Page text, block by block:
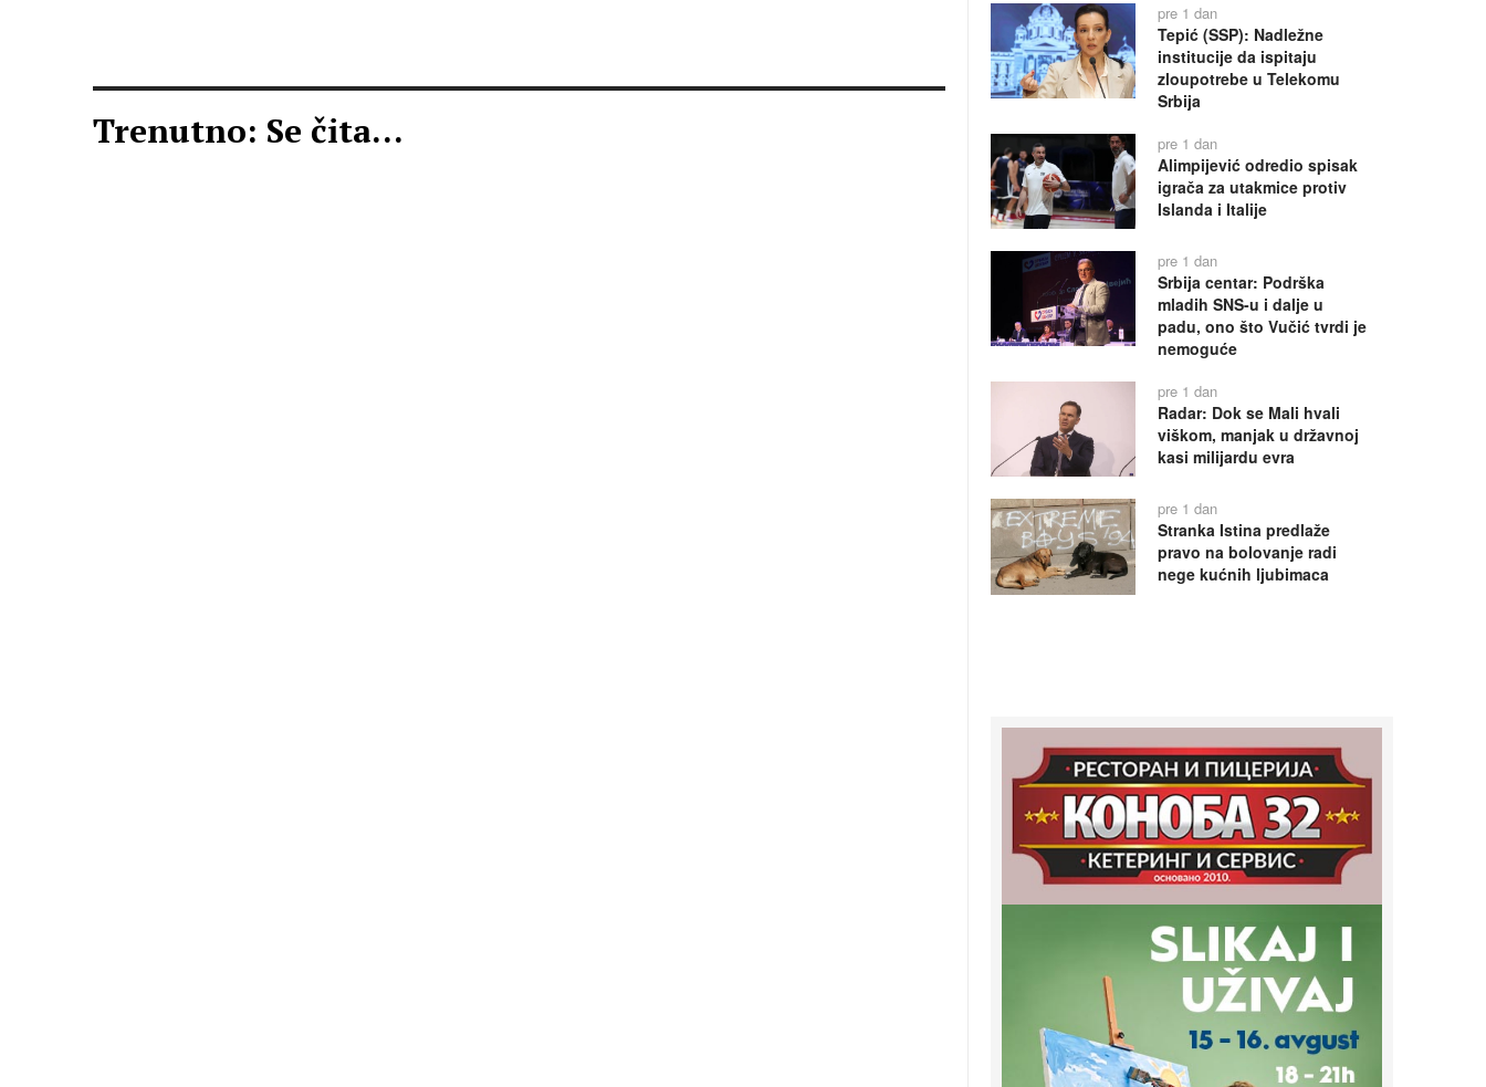
Trenutno: Se čita...
pre 1 dan
Tepić (SSP): Nadležne
institucije da ispitaju
zloupotrebe u Telekomu
Srbija
pre 1 dan
Alimpijević odredio spisak
igrača za utakmice protiv
Islanda i Italije
pre 1 dan
Srbija centar: Podrška
mladih SNS-u i dalje u
padu, ono što Vučić tvrdi je
nemoguće
pre 1 dan
Radar: Dok se Mali hvali
viškom, manjak u državnoj
kasi milijardu evra
pre 1 dan
Stranka Istina predlaže
pravo na bolovanje radi
nege kućnih ljubimaca